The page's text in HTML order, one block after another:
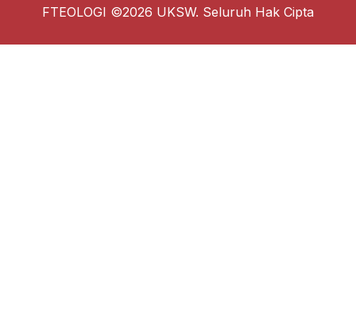
FTEOLOGI ©2026 UKSW. Seluruh Hak Cipta